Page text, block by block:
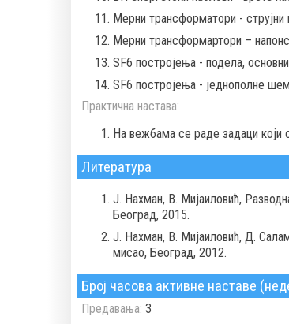
Мерни трансформатори -
Мерни трансформартори –
SF6 постројења - подела,
SF6 постројења - једнополне
Практична настава:
На вежбама се раде задаци који
Литература
Ј. Нахман, В. Мијаиловић,
Београд, 2015.
Ј. Нахман, В. Мијаиловић, Д.
мисао, Београд, 2012.
Број часова активне наставе
Предавања: 3